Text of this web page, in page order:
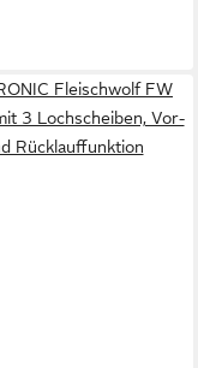
Fleischwolf FW
3 Lochscheiben, Vor-
Rücklauffunktion